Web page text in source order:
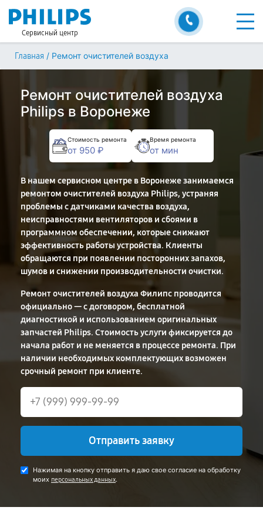
Сервисный центр
Главная / Ремонт очистителей воздуха
Ремонт очистителей воздуха
Philips в Воронеже
Стоимость ремонта
от 950 ₽
Время ремонта
от мин
В нашем сервисном центре в Воронеже занимаемся
ремонтом очистителей воздуха Philips, устраняя
проблемы с датчиками качества воздуха,
неисправностями вентиляторов и сбоями в
программном обеспечении, которые снижают
эффективность работы устройства. Клиенты
обращаются при появлении посторонних запахов,
шумов и снижении производительности очистки.
Ремонт очистителей воздуха Филипс проводится
официально — с договором, бесплатной
диагностикой и использованием оригинальных
запчастей Philips. Стоимость услуги фиксируется до
начала работ и не меняется в процессе ремонта. При
наличии необходимых комплектующих возможен
срочный ремонт при клиенте.
Отправить заявку
Нажимая на кнопку отправить я даю свое согласие на обработку
моих персональных данных.